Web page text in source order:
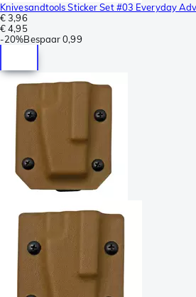
Knivesandtools Sticker Set #03 Everyday
€ 3,96
€ 4,95
-20%Bespaar 0,99